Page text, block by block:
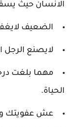
الانسان حيث
الضعيف
لايصنع الرجل
مهما بلغت
الحياة.
عش عفويتك